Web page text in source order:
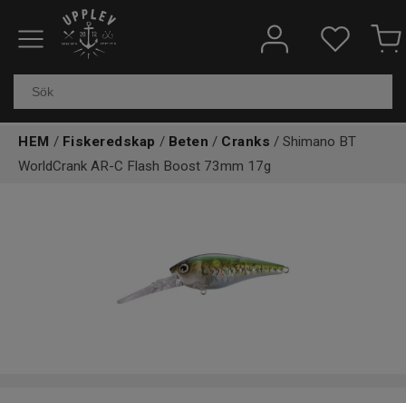
Fiskeredskap
Kläder & skor
HEM / Fiskeredskap / Beten / Cranks / Shimano BT
WorldCrank AR-C Flash Boost 73mm 17g